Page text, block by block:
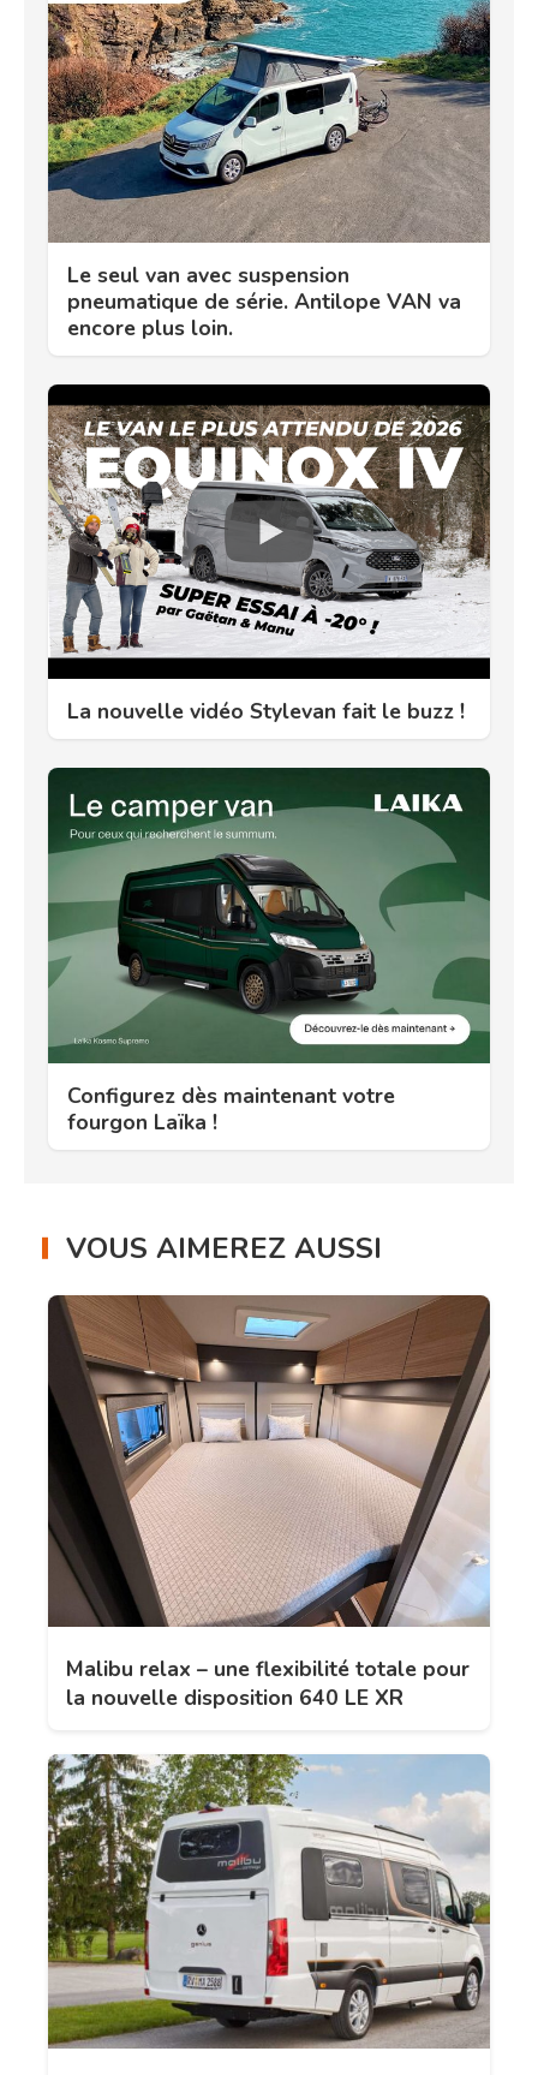
Le seul van avec suspension
pneumatique de série. Antilope VAN va
encore plus loin.
La nouvelle vidéo Stylevan fait le buzz !
Configurez dès maintenant votre
fourgon Laïka !
VOUS AIMEREZ AUSSI
Malibu relax – une flexibilité totale pour
la nouvelle disposition 640 LE XR